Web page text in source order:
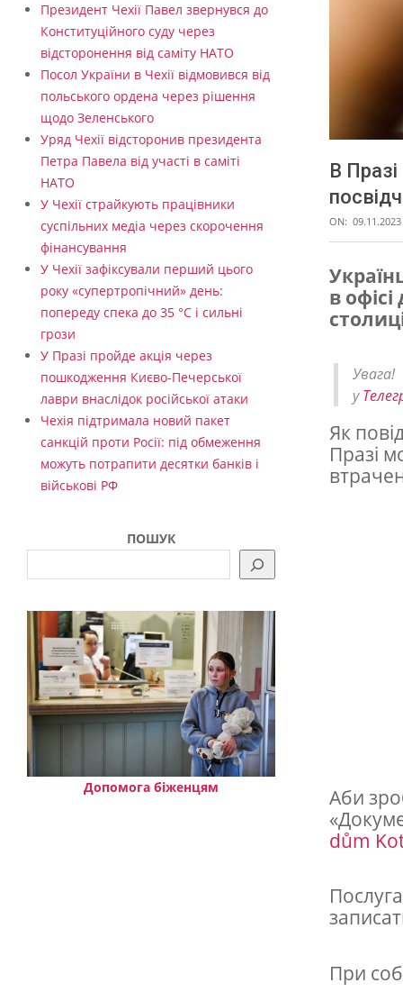
В
ON: 09.11.2023
В
П
р
і
в
н
а
в
д
о
в
у
Як
Празі
Аби
dům
При
Президент Чехії Павел звернувся до
Конституційного суду через
відсторонення від саміту НАТО
Посол України в Чехії відмовився від
польського ордена через рішення
щодо Зеленського
Уряд Чехії відсторонив президента
Петра Павела від участі в саміті
НАТО
У Чехії страйкують працівники
суспільних медіа через скорочення
фінансування
У Чехії зафіксували перший цього
року «супертропічний» день:
попереду спека до 35 °C і сильні
грози
У Празі пройде акція через
пошкодження Києво-Печерської
лаври внаслідок російської атаки
Чехія підтримала новий пакет
санкцій проти Росії: під обмеження
можуть потрапити десятки банків і
військові РФ
ПОШУК
Допомога біженцям